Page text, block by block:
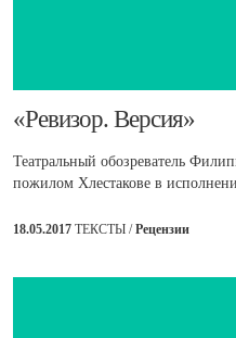
​«Ревизор. Версия»
Театральный обозреватель
пожилом Хлестакове в
18.05.2017 ТЕКСТЫ /Рецензии